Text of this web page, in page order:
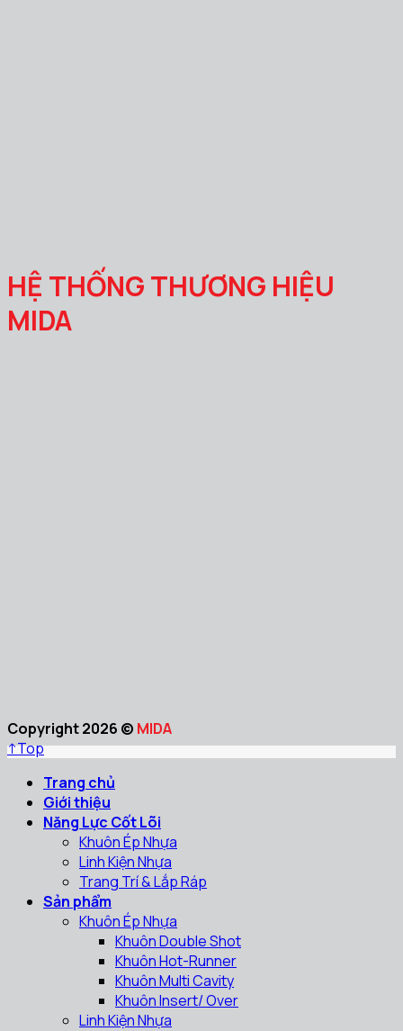
HỆ THỐNG THƯƠNG HIỆU
MIDA
Copyright 2026 © MIDA
↑Top
Trang chủ
Giới thiệu
Năng Lực Cốt Lõi
Khuôn Ép Nhựa
Linh Kiện Nhựa
Trang Trí & Lắp Ráp
Sản phẩm
Khuôn Ép Nhựa
Khuôn Double Shot
Khuôn Hot-Runner
Khuôn Multi Cavity
Khuôn Insert/ Over
Linh Kiện Nhựa